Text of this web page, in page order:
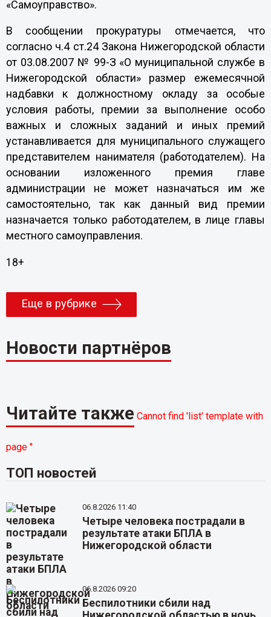
«Самоуправство».
В сообщении прокуратуры отмечается, что
согласно ч.4 ст.24 Закона Нижегородской области
от 03.08.2007 № 99-З «О муниципальной службе в
Нижегородской области» размер ежемесячной
надбавки к должностному окладу за особые
условия работы, премии за выполнение особо
важных и сложных заданий и иных премий
устанавливается для муниципального служащего
представителем нанимателя (работодателем). На
основании изложенного премия главе
администрации не может назначаться им же
самостоятельно, так как данный вид премии
назначается только работодателем, в лице главы
местного самоуправления.
18+
Еще в рубрике
Новости партнёров
Читайте также Cannot find 'list' template with
page ''
ТОП новостей
06.8.2026 11:40
Четыре человека пострадали в
результате атаки БПЛА в
Нижегородской области
06.8.2026 09:20
Беспилотники сбили над